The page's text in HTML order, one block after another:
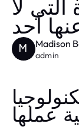
لا
أحد
M Madison
admin
عملها